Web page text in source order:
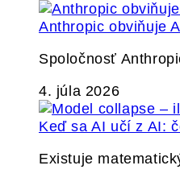
Anthropic obviňuje
Spoločnosť
4. júla 2026
Keď sa AI učí z AI:
Existuje